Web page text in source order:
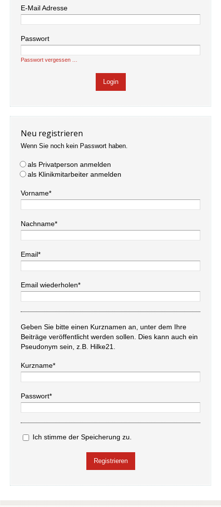
E-Mail Adresse
Passwort
Passwort vergessen …
Neu registrieren
Wenn Sie noch kein Passwort haben.
als Privatperson anmelden
als Klinikmitarbeiter anmelden
Vorname*
Nachname*
Email*
Email wiederholen*
Geben Sie bitte einen Kurznamen an, unter dem Ihre
Beiträge veröffentlicht werden sollen. Dies kann auch ein
Pseudonym sein, z.B. Hilke21.
Kurzname*
Passwort*
Ich stimme der Speicherung zu.